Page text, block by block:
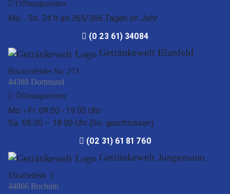
Öffnungszeiten:
Mo. - So. 24 h an 365/366 Tagen im Jahr
(0 23 61) 34084
Getränkewelt Blanfeld
Bockenfelder Str. 273
44388 Dortmund
Öffnungszeiten:
Mo. - Fr. 09:00 - 19:00 Uhr
Sa. 08:30 – 18:00 Uhr (So. geschlossen)
(02 31) 61 81 760
Getränkewelt Jungemann
Elisabethstr. 5
44866 Bochum